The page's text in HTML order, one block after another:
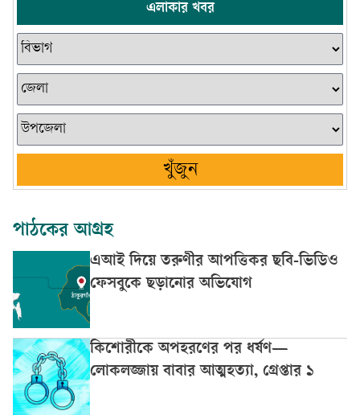
এলাকার খবর
খুঁজুন
পাঠকের আগ্রহ
এআই দিয়ে তরুণীর আপত্তিকর ছবি-ভিডিও
ফেসবুকে ছড়ানোর অভিযোগ
কিশোরীকে অপহরণের পর ধর্ষণ—
লোকলজ্জায় বাবার আত্মহত্যা, গ্রেপ্তার ১